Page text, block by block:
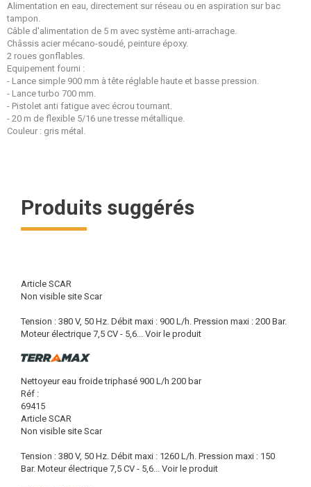
Alimentation en eau, directement sur réseau ou en aspiration sur bac
tampon.
Câble d'alimentation de 5 m avec système anti-arrachage.
Châssis acier mécano-soudé, peinture époxy.
2 roues gonflables.
Equipement fourni :
- Lance simple 900 mm à tête réglable haute et basse pression.
- Lance turbo 700 mm.
- Pistolet anti fatigue avec écrou tournant.
- 20 m de flexible 5/16 une tresse métallique.
Couleur : gris métal.
Produits suggérés
Article SCAR
Non visible site Scar
Tension : 380 V, 50 Hz. Débit maxi : 900 L/h. Pression maxi : 200 Bar.
Moteur électrique 7,5 CV - 5,6... Voir le produit
Nettoyeur eau froide triphasé 900 L/h 200 bar
Réf :
69415
Article SCAR
Non visible site Scar
Tension : 380 V, 50 Hz. Débit maxi : 1260 L/h. Pression maxi : 150
Bar. Moteur électrique 7,5 CV - 5,6... Voir le produit